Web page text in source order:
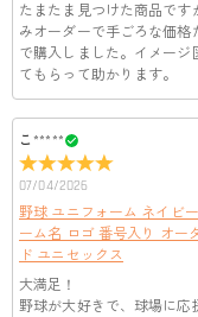
たまたま見つけた商品です
みオーダーで手ごろな価格
で購入しました。イメージ
てもらって助かります。
こ*****
07/04/2026
野球 ユニフォーム ネイビ
ーム名 ロゴ 番号入り オー
ド ユニセックス
大満足！
野球が大好きで、球場に応